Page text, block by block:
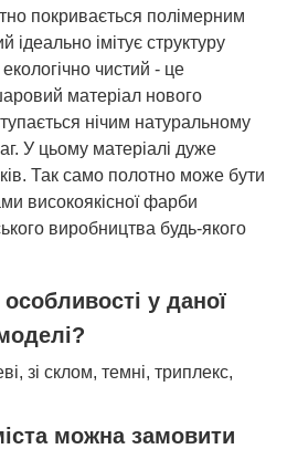
покривається полімерним
імітує структуру
чистий - це
матеріал нового
нічим натуральному
У цьому матеріалі дуже
Так само полотно може бути
високоякісної фарби
виробництва будь-якого
особливості у даної
зі склом, темні, триплекс,
можна замовити